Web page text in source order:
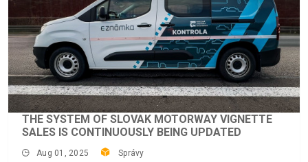
THE SYSTEM OF SLOVAK MOTORWAY VIGNETTE
SALES IS CONTINUOUSLY BEING UPDATED
Aug 01, 2025 Správy